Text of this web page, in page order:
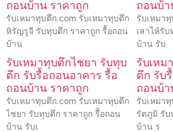
ถอนบ้าน ราคาถูก
รับเหมาทุบตึก.com รับเหมาทุบตึก
หิรัญรูจี รับทุบตึก ราคาถูก รื้อถอน
บ้าน
ถอนบ้า
รับเหมา
เสาไห้รั
บ้าน รับ
รับเหมาทุบตึกไชยา รับทุบ
ตึก รับรื้อถอนอาคาร รื้อ
ถอนบ้าน ราคาถูก
รับเหมาทุบตึก.com รับเหมาทุบตึก
ไชยา รับทุบตึก ราคาถูก รื้อถอน
บ้าน รับเ
รับเหม
ตึก รับ
ถอนบ้า
รับเหมา
รัตภูมิ รับ
บ้าน ร